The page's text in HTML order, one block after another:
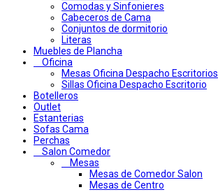
Comodas y Sinfonieres
Cabeceros de Cama
Conjuntos de dormitorio
Literas
Muebles de Plancha
Oficina
Mesas Oficina Despacho Escritorios
Sillas Oficina Despacho Escritorio
Botelleros
Outlet
Estanterias
Sofas Cama
Perchas
Salon Comedor
Mesas
Mesas de Comedor Salon
Mesas de Centro